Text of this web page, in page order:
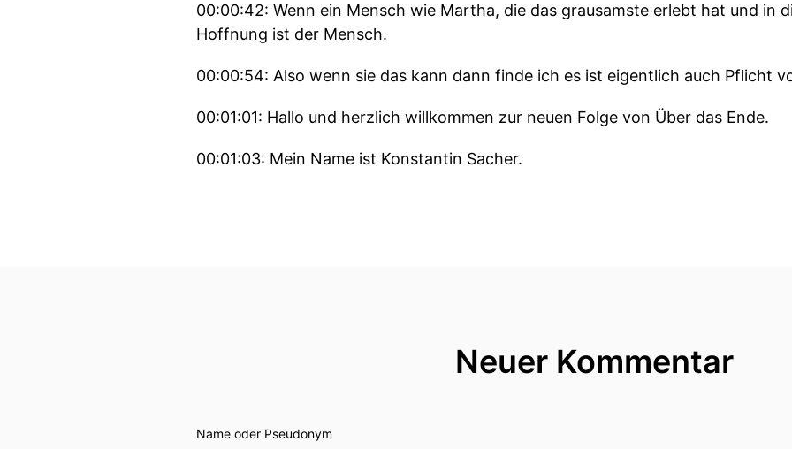
00:00:42: Wenn ein Mensch wie Martha, die das grausamste erlebt hat und in
Hoffnung ist der Mensch.
00:00:54: Also wenn sie das kann dann finde ich es ist eigentlich auch Pflicht
00:01:01: Hallo und herzlich willkommen zur neuen Folge von Über das Ende.
00:01:03: Mein Name ist Konstantin Sacher.
00:01:10: Vielen lieben Dank für die Einladung.
00:01:15: aber unsere erste Frage ist immer die Gleiche und ihr lautet wann
Neuer Kommentar
Name oder Pseudonym